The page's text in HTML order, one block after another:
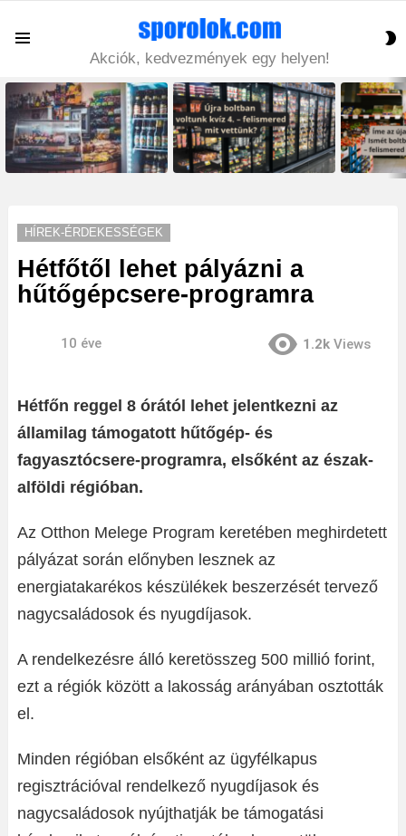
Akciók, kedvezmények egy helyen!
LATEST
STORIES
HÍREK-ÉRDEKESSÉGEK
Hétfőtől lehet pályázni a
hűtőgépcsere-programra
10 éve 1.2k Views
Hétfőn reggel 8 órától lehet jelentkezni az
államilag támogatott hűtőgép- és
fagyasztócsere-programra, elsőként az észak-
alföldi régióban.
Az Otthon Melege Program keretében meghirdetett
pályázat során előnyben lesznek az
energiatakarékos készülékek beszerzését tervező
nagycsaládosok és nyugdíjasok.
A rendelkezésre álló keretösszeg 500 millió forint,
ezt a régiók között a lakosság arányában osztották
el.
Minden régióban elsőként az ügyfélkapus
regisztrációval rendelkező nyugdíjasok és
nagycsaládosok nyújthatják be támogatási